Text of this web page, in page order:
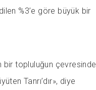
%3’e göre büyük bir
bir topluluğun çevresinde
Tanrı’dır», diye